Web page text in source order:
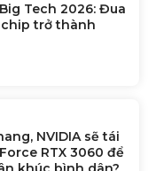
Tech 2026: Đua
trở thành
NVIDIA sẽ tái
RTX 3060 để